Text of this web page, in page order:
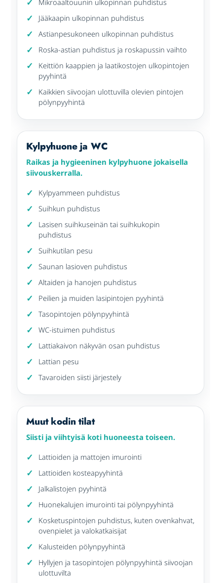
Mikroaaltouunin ulkopinnan puhdistus
Jääkaapin ulkopinnan puhdistus
Astianpesukoneen ulkopinnan puhdistus
Roska-astian puhdistus ja roskapussin vaihto
Keittiön kaappien ja laatikostojen ulkopintojen
pyyhintä
Kaikkien siivoojan ulottuvilla olevien pintojen
pölynpyyhintä
Kylpyhuone ja WC
Raikas ja hygieeninen kylpyhuone jokaisella
siivouskerralla.
Kylpyammeen puhdistus
Suihkun puhdistus
Lasisen suihkuseinän tai suihkukopin
puhdistus
Suihkutilan pesu
Saunan lasioven puhdistus
Altaiden ja hanojen puhdistus
Peilien ja muiden lasipintojen pyyhintä
Tasopintojen pölynpyyhintä
WC-istuimen puhdistus
Lattiakaivon näkyvän osan puhdistus
Lattian pesu
Tavaroiden siisti järjestely
Muut kodin tilat
Siisti ja viihtyisä koti huoneesta toiseen.
Lattioiden ja mattojen imurointi
Lattioiden kosteapyyhintä
Jalkalistojen pyyhintä
Huonekalujen imurointi tai pölynpyyhintä
Kosketuspintojen puhdistus, kuten ovenkahvat,
ovenpielet ja valokatkaisijat
Kalusteiden pölynpyyhintä
Hyllyjen ja tasopintojen pölynpyyhintä siivoojan
ulottuvilta